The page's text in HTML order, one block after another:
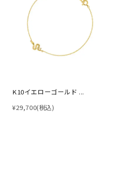
K10イエローゴールド ...
¥29,700(税込)